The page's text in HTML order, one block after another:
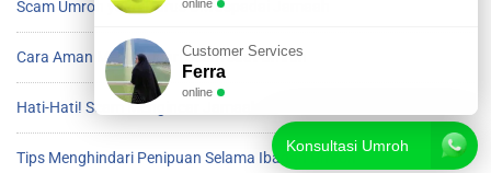
Scam Umroh yang Harus Diwaspadai Jamaah
Cara Aman Menghindari Scam saat Umroh
Hati-Hati! Scam Mengincar Jamaah Umroh
Tips Menghindari Penipuan Selama Ibadah Umroh
Konsultasi Umroh
online
Customer Services
Ferra
online